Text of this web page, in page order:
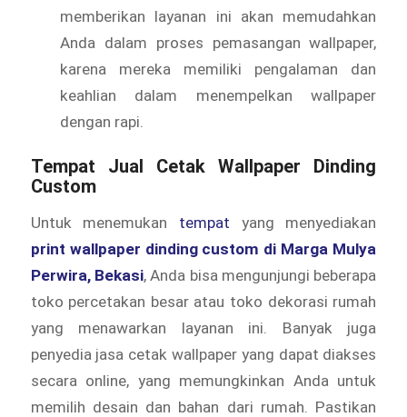
memberikan layanan ini akan memudahkan
Anda dalam proses pemasangan wallpaper,
karena mereka memiliki pengalaman dan
keahlian dalam menempelkan wallpaper
dengan rapi.
Tempat Jual Cetak Wallpaper Dinding
Custom
Untuk menemukan tempat yang menyediakan
print wallpaper dinding custom di Marga Mulya
Perwira, Bekasi, Anda bisa mengunjungi beberapa
toko percetakan besar atau toko dekorasi rumah
yang menawarkan layanan ini. Banyak juga
penyedia jasa cetak wallpaper yang dapat diakses
secara online, yang memungkinkan Anda untuk
memilih desain dan bahan dari rumah. Pastikan